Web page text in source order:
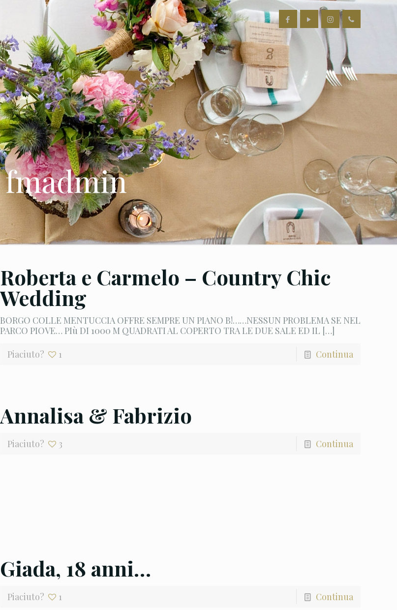
fmadmin
Roberta e Carmelo – Country Chic
Wedding
BORGO COLLE MENTUCCIA OFFRE SEMPRE UN PIANO B!……NESSUN PROBLEMA SE NEL
PARCO PIOVE… PIù DI 1000 M QUADRATI AL COPERTO TRA LE DUE SALE ED IL […]
Piaciuto?
1 Continua
Annalisa & Fabrizio
Piaciuto? 3 Continua
Giada, 18 anni…
Piaciuto? 1 Continua